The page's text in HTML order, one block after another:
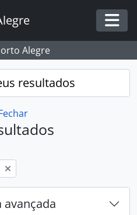
Alegre
resultados
avançada